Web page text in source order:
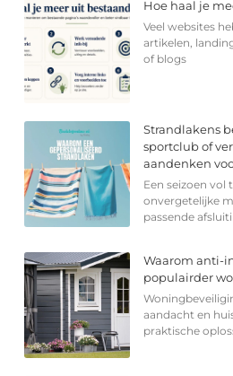
Hoe haal je
Veel websites
artikelen,
of blogs
Strandlakens
sportclub of
aandenken
Een seizoen vol
onvergetelijke
passende
Waarom anti-
populairder
aandacht en
praktische